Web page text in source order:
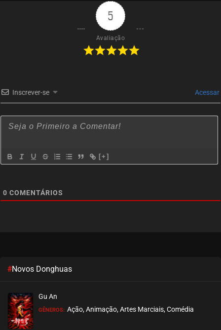
ASSISTIDO
EPISÓDIO 01
setembro 27, 2020
5
Avaliação
Inscrever-se Acessar
[+]
0 COMENTÁRIOS
#Novos Donghuas
Gu An
GÊNEROS: Ação, Animação, Artes Marciais, Comédia